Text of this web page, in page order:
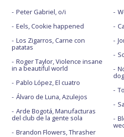
Peter Gabriel, o/i
Eels, Cookie happened
Los Zigarros, Carne con
patatas
Roger Taylor, Violence insane
in a beautiful world
Pablo López, El cuatro
Álvaro de Luna, Azulejos
Arde Bogotá, Manufacturas
del club de la gente sola
Brandon Flowers, Thrasher